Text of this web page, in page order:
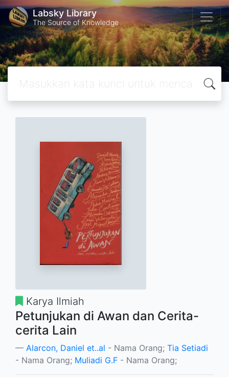
Labsky Library
The Source of Knowledge
Karya Ilmiah
Petunjukan di Awan dan Cerita-
cerita Lain
Alarcon, Daniel et..al - Nama Orang; Tia Setiadi
- Nama Orang; Muliadi G.F - Nama Orang;